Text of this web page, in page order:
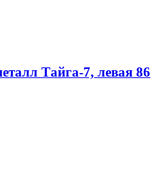
Тайга-7, левая 86